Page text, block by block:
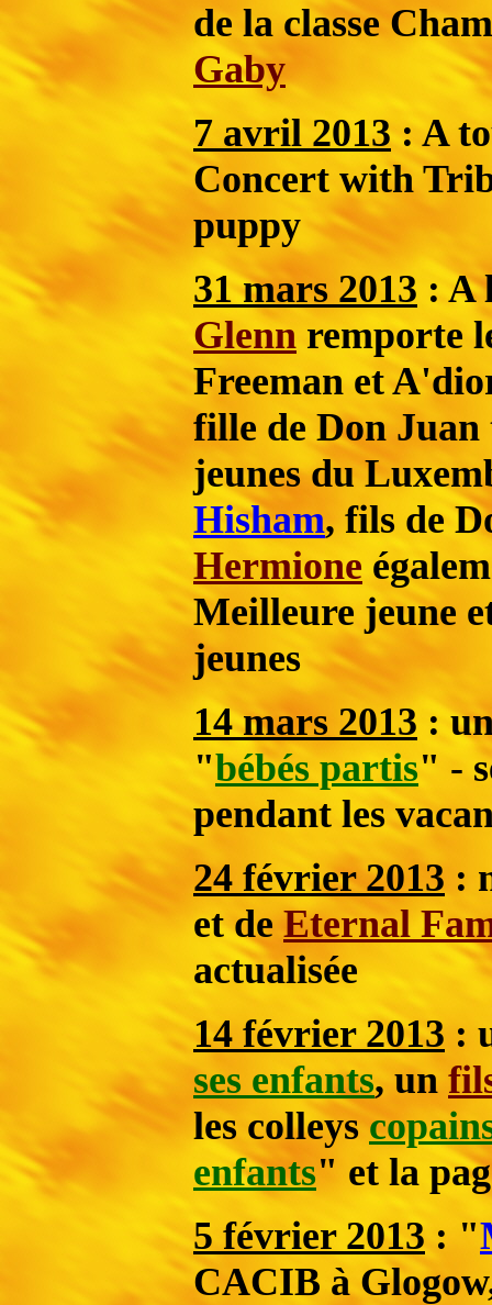
de la classe
Gaby
7 avril 2013: A
Concert with
puppy
31 mars 2013 : A
Glenn remporte
Freeman et
fille de Don Juan
jeunes du
Hisham, fils de
Hermione
Meilleure jeune
jeunes
14 mars 2013 :
"bébés partis" -
pendant les
24 février 2013 :
et deEternal
actualisée
14 février 2013 :
ses enfants, un
les colleys
enfants" et la
5 février 2013: "
CACIB à